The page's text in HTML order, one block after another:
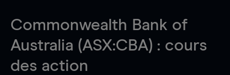
Commonwealth Bank of
Australia (ASX:CBA) : cours
des action